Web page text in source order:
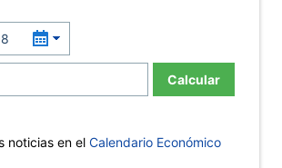
Calcular
noticias en el Calendario Económico